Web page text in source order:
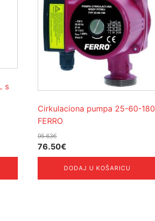
s
Cirkulaciona pumpa 25-60-180
FERRO
95.63€
Izvorna
cijena
je:
76.50€
cijena
je:
76.50€.
DODAJ U KOŠARICU